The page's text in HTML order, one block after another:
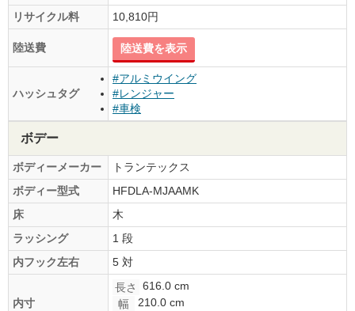
リサイクル料
10,810円
陸送費 陸送費を表示
ハッシュタグ
#アルミウイング
#レンジャー
#車検
ボデー
ボディーメーカー
トランテックス
ボディー型式
HFDLA-MJAAMK
床
木
ラッシング
1 段
内フック左右
5 対
内寸
長さ
616.0 cm
幅
210.0 cm